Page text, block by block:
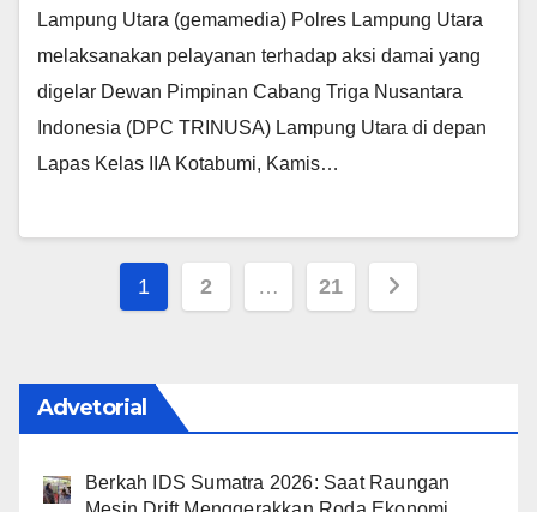
Lampung Utara (gemamedia) Polres Lampung Utara
melaksanakan pelayanan terhadap aksi damai yang
digelar Dewan Pimpinan Cabang Triga Nusantara
Indonesia (DPC TRINUSA) Lampung Utara di depan
Lapas Kelas IIA Kotabumi, Kamis…
Paginasi
1 2 … 21
Advetorial
Berkah IDS Sumatra 2026: Saat Raungan